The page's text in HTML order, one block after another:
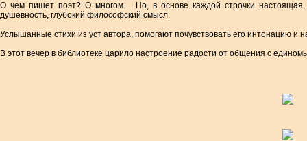
О чем пишет поэт? О многом… Но, в основе каждой строчки настоящая,
душевность, глубокий философский смысл.
Услышанные стихи из уст автора, помогают почувствовать его интонацию и
В этот вечер в библиотеке царило настроение радости от общения с